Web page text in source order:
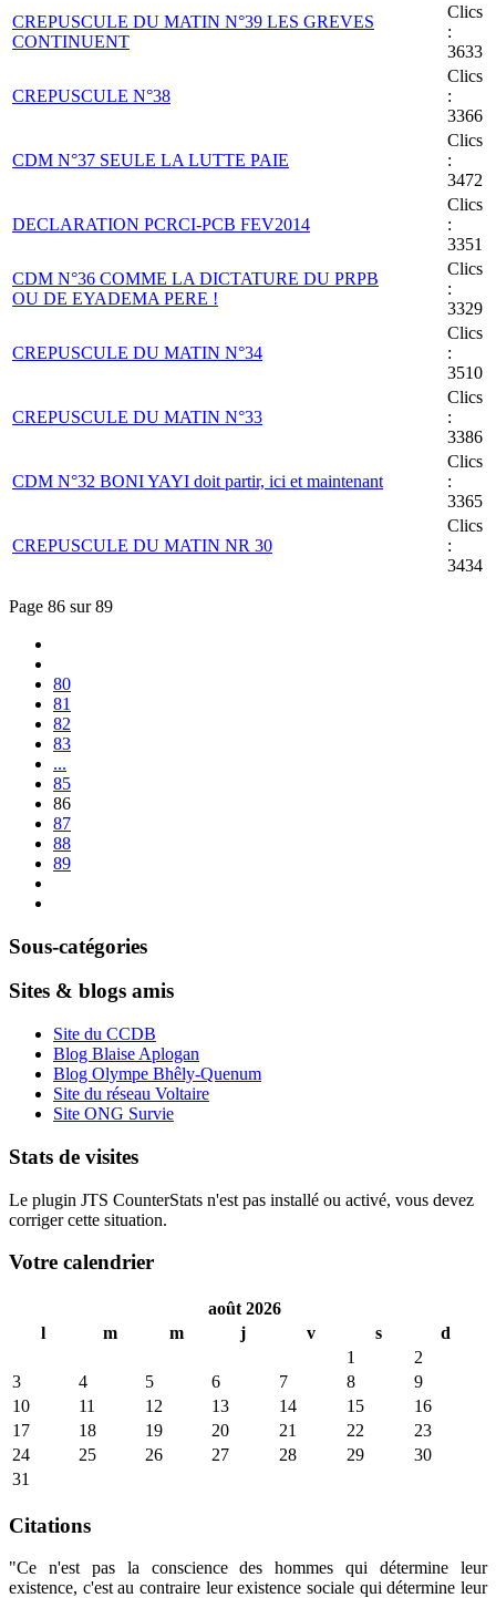
CREPUSCULE DU MATIN N°39 LES GREVES
CONTINUENT
Clics
:
3633
CREPUSCULE N°38
Clics
:
3366
CDM N°37 SEULE LA LUTTE PAIE
Clics
:
3472
DECLARATION PCRCI-PCB FEV2014
Clics
:
3351
CDM N°36 COMME LA DICTATURE DU PRPB
OU DE EYADEMA PERE !
Clics
:
3329
CREPUSCULE DU MATIN N°34
Clics
:
3510
CREPUSCULE DU MATIN N°33
Clics
:
3386
CDM N°32 BONI YAYI doit partir, ici et maintenant
Clics
:
3365
CREPUSCULE DU MATIN NR 30
Clics
:
3434
Page 86 sur 89
80
81
82
83
...
85
86
87
88
89
Sous-catégories
Sites & blogs amis
Site du CCDB
Blog Blaise Aplogan
Blog Olympe Bhêly-Quenum
Site du réseau Voltaire
Site ONG Survie
Stats de visites
Le plugin JTS CounterStats n'est pas installé ou activé, vous devez
corriger cette situation.
Votre calendrier
août 2026
l
m m j v s
d
1
2
3
4 5 6 7 8
9
10
11 12 13 14 15
16
17
18 19 20 21 22
23
24
25 26 27 28 29
30
31
Citations
"Ce n'est pas la conscience des hommes qui détermine leur
existence, c'est au contraire leur existence sociale qui détermine leur